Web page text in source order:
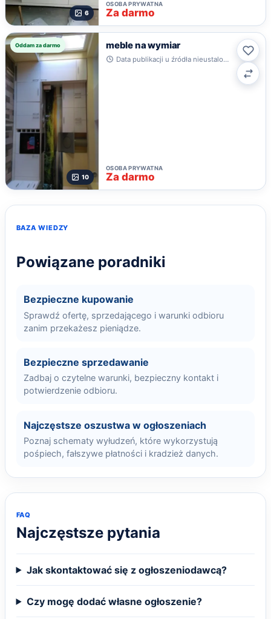
6
OSOBA PRYWATNA
Za darmo
Oddam za darmo
10
meble na wymiar
Data publikacji u źródła nieustalona · Stargard
OSOBA PRYWATNA
Za darmo
BAZA WIEDZY
Powiązane poradniki
Bezpieczne kupowanie
Sprawdź ofertę, sprzedającego i warunki odbioru
zanim przekażesz pieniądze.
Bezpieczne sprzedawanie
Zadbaj o czytelne warunki, bezpieczny kontakt i
potwierdzenie odbioru.
Najczęstsze oszustwa w ogłoszeniach
Poznaj schematy wyłudzeń, które wykorzystują
pośpiech, fałszywe płatności i kradzież danych.
FAQ
Najczęstsze pytania
Jak skontaktować się z ogłoszeniodawcą?
Czy mogę dodać własne ogłoszenie?